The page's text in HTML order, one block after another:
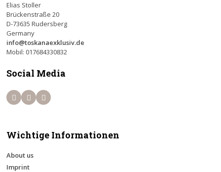
Elias Stoller
Brückenstraße 20
D-73635 Rudersberg
Germany
info@toskanaexklusiv.de
Mobil: 017684330832
Social Media
Wichtige Informationen
About us
Imprint